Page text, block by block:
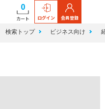
0
カート ログイン 会員登録
検索トップ ビジネス向け